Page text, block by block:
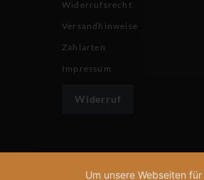
Widerrufsrecht
Versandhinweise
Zahlarten
Impressum
Widerruf
Um unsere Webseiten